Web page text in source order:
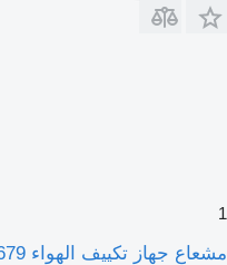
1
مشعاع جهاز تكييف الهواء 8100679 لـ الشاحنات Scania